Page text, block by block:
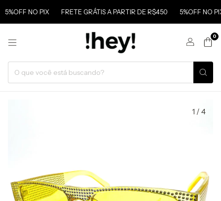
5%OFF NO PIX FRETE GRÁTIS A PARTIR DE R$450 5%OFF NO PIX
0
1 / 4